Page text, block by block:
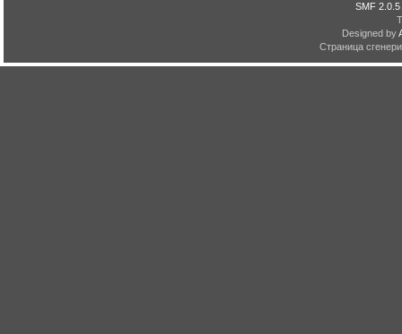
SMF 2.0.5
Designed by
Страница